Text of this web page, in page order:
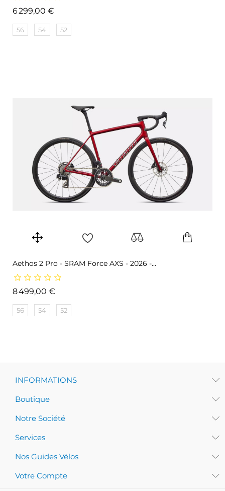
6 299,00 €
56 54 52
Aethos 2 Pro - SRAM Force AXS - 2026 -...
8 499,00 €
56 54 52
INFORMATIONS
Boutique
Notre Société
Services
Nos Guides Vélos
Votre Compte